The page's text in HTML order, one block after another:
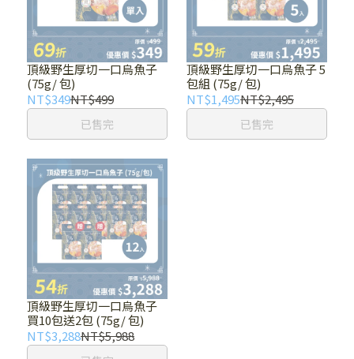
頂級野生厚切一口烏魚子
(75g/ 包)
NT$349NT$499
已售完
頂級野生厚切一口烏魚子 5
包組 (75g/ 包)
NT$1,495NT$2,495
已售完
頂級野生厚切一口烏魚子
買10包送2包 (75g/ 包)
NT$3,288NT$5,988